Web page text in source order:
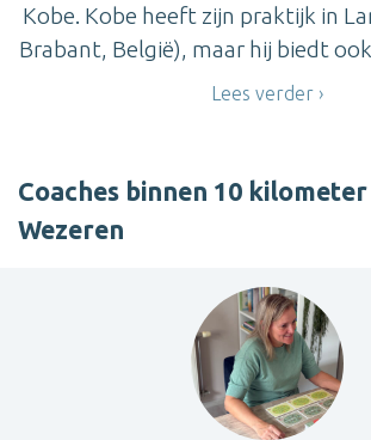
Kobe. Kobe heeft zijn praktijk in
Brabant, België), maar hij biedt
Lees verder
Coaches binnen 10
Wezeren